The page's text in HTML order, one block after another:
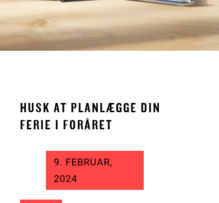
HUSK AT PLANLÆGGE DIN
FERIE I FORÅRET
9. FEBRUAR,
2024